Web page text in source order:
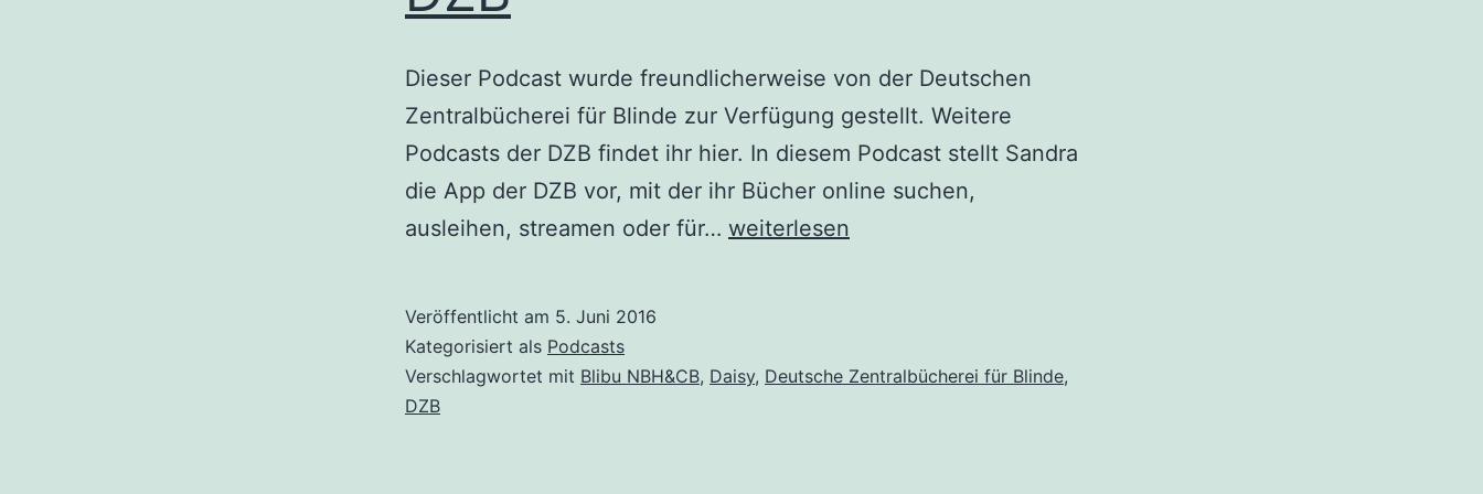
Dieser Podcast wurde freundlicherweise von der Deutschen
Zentralbücherei für Blinde zur Verfügung gestellt. Weitere
Podcasts der DZB findet ihr hier. In diesem Podcast stellt Sandra
die App der DZB vor, mit der ihr Bücher online suchen,
ausleihen, streamen oder für… Podcast
ausleihen
weiterlesen
Veröffentlicht am 5. Juni 2016
Kategorisiert als Podcasts
Verschlagwortet mit Blibu NBH&CB, Daisy, Deutsche Zentralbücherei für Blinde,
DZB